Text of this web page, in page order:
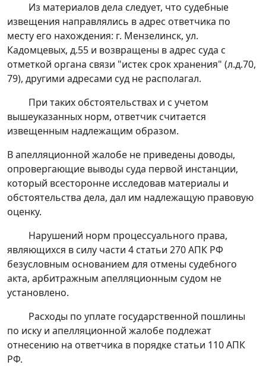
Из материалов дела следует, что судебные
извещения направлялись в адрес ответчика по
месту его нахождения: г. Мензелинск, ул.
Кадомцевых, д.55 и возвращены в адрес суда с
отметкой органа связи "истек срок хранения" (л.д.70,
79), другими адресами суд не располагал.
При таких обстоятельствах и с учетом
вышеуказанных норм, ответчик считается
извещенным надлежащим образом.
В апелляционной жалобе не приведены доводы,
опровергающие выводы суда первой инстанции,
который всесторонне исследовав материалы и
обстоятельства дела, дал им надлежащую правовую
оценку.
Нарушений норм процессуального права,
являющихся в силу части 4 статьи 270АПК РФ
безусловным основанием для отмены судебного
акта, арбитражным апелляционным судом не
установлено.
Расходы по уплате государственной пошлины
по иску и апелляционной жалобе подлежат
отнесению на ответчика в порядке статьи 110АПК
РФ.